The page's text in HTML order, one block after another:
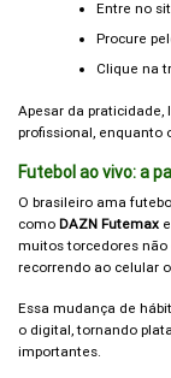
Entre no
Procure
Clique na
Apesar da praticidade,
profissional, enquanto
Futebol ao vivo: a
O brasileiro ama
como DAZN Futemax
muitos torcedores não
recorrendo ao celular
Essa mudança de
o digital, tornando
importantes.